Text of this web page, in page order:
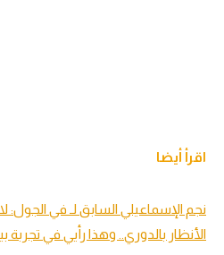
اقرأ أيضا
نجم الإسماعيلي السابق لـ في
الأنظار بالدوري.. وهذا رأيي في تجربة